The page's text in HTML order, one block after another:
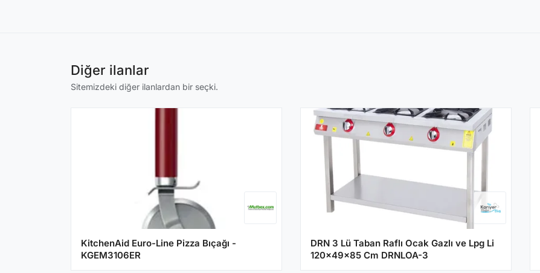
Diğer ilanlar
Sitemizdeki diğer ilanlardan bir seçki.
KitchenAid Euro-Line Pizza Bıçağı -
KGEM3106ER
DRN 3 Lü Taban Raflı Ocak Gazlı ve Lpg Li
120x49x85 Cm DRNLOA-3